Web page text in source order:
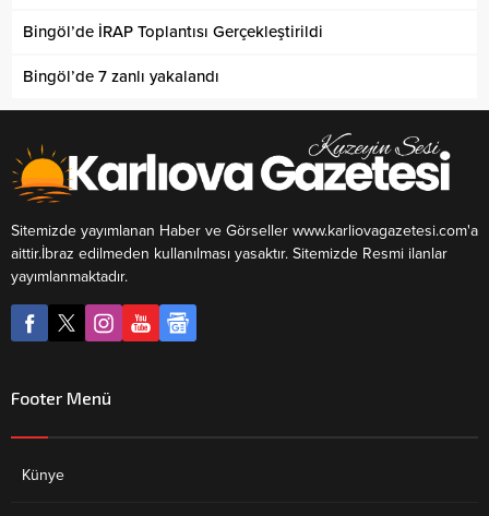
Bingöl’de İRAP Toplantısı Gerçekleştirildi
Bingöl’de 7 zanlı yakalandı
Sitemizde yayımlanan Haber ve Görseller www.karliovagazetesi.com'a
aittir.İbraz edilmeden kullanılması yasaktır. Sitemizde Resmi ilanlar
yayımlanmaktadır.
Footer Menü
Künye